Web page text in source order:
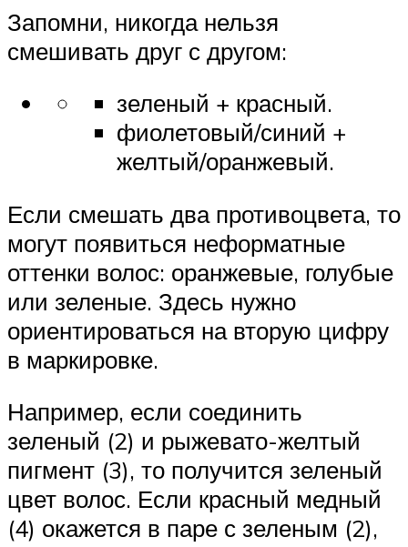
Запомни, никогда нельзя
смешивать друг с другом:
зеленый + красный.
фиолетовый/синий +
желтый/оранжевый.
Если смешать два противоцвета, то
могут появиться неформатные
оттенки волос: оранжевые, голубые
или зеленые. Здесь нужно
ориентироваться на вторую цифру
в маркировке.
Например, если соединить
зеленый (2) и рыжевато-желтый
пигмент (3), то получится зеленый
цвет волос. Если красный медный
(4) окажется в паре с зеленым (2),